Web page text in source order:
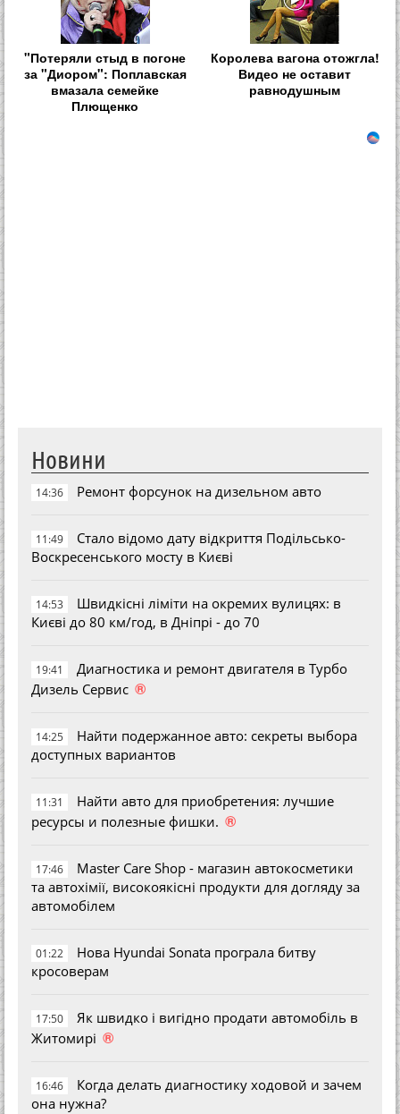
"Потеряли стыд в погоне
за "Диором": Поплавская
вмазала семейке
Плющенко
Королева вагона отожгла!
Видео не оставит
равнодушным
Новини
14:36 Ремонт форсунок на дизельном авто
11:49
Стало відомо дату відкриття Подільсько-
Воскресенського мосту в Києві
14:53
Швидкісні ліміти на окремих вулицях: в
Києві до 80 км/год, в Дніпрі - до 70
19:41
Диагностика и ремонт двигателя в Турбо
Дизель Сервис ®
14:25
Найти подержанное авто: секреты выбора
доступных вариантов
11:31
Найти авто для приобретения: лучшие
ресурсы и полезные фишки. ®
17:46
Master Care Shop - магазин автокосметики
та автохімії, високоякісні продукти для догляду за
автомобілем
01:22
Нова Hyundai Sonata програла битву
кросоверам
17:50
Як швидко і вигідно продати автомобіль в
Житомирі ®
16:46
Когда делать диагностику ходовой и зачем
она нужна?